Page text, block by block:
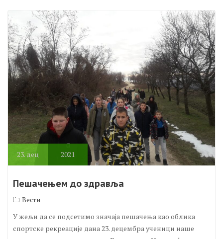
23.дец 2021
Пешачењем до здравља
Вести